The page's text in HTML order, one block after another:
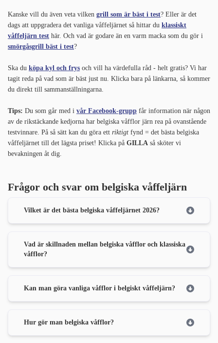
Kanske vill du även veta vilken grill som är bäst i test? Eller är det
dags att uppgradera det vanliga våffeljärnet så hittar du klassiskt
våffeljärn test här. Och vad är godare än en varm macka som du gör i
smörgåsgrill bäst i test?
Ska du köpa kyl och frys och vill ha värdefulla råd - helt gratis? Vi har
tagit reda på vad som är bäst just nu. Klicka bara på länkarna, så kommer
du direkt till sammanställningarna.
Tips: Du som går med i vår Facebook-grupp får information när någon
av de rikstäckande kedjorna har belgiska våfflor järn rea på ovanstående
testvinnare. På så sätt kan du göra ett riktigt fynd = det bästa belgiska
våffeljärnet till det lägsta priset! Klicka på GILLA så sköter vi
bevakningen åt dig.
Frågor och svar om belgiska våffeljärn
Vilket är det bästa belgiska våffeljärnet 2026?
Vad är skillnaden mellan belgiska våfflor och klassiska
våfflor?
Kan man göra vanliga våfflor i belgiskt våffeljärn?
Hur gör man belgiska våfflor?